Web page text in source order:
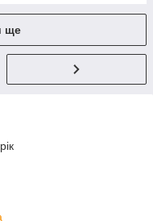
ще